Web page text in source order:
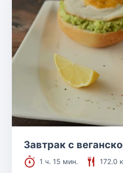
Завтрак с
1 ч. 15 мин.
172.0